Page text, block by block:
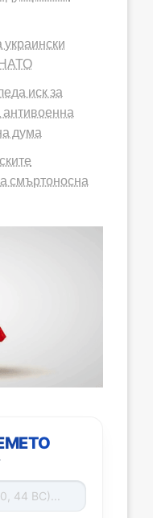
НАТО
иск за
антивоенна
дума
смъртоносна